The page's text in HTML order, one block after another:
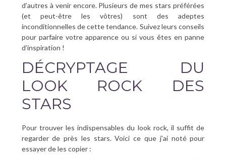
d’autres à venir encore. Plusieurs de mes stars préférées
(et peut-être les vôtres) sont des adeptes
inconditionnelles de cette tendance. Suivez leurs conseils
pour parfaire votre apparence ou si vous êtes en panne
d’inspiration !
DÉCRYPTAGE DU
LOOK ROCK DES
STARS
Pour trouver les indispensables du look rock, il suffit de
regarder de près les stars. Voici ce que j’ai noté pour
essayer de les copier :